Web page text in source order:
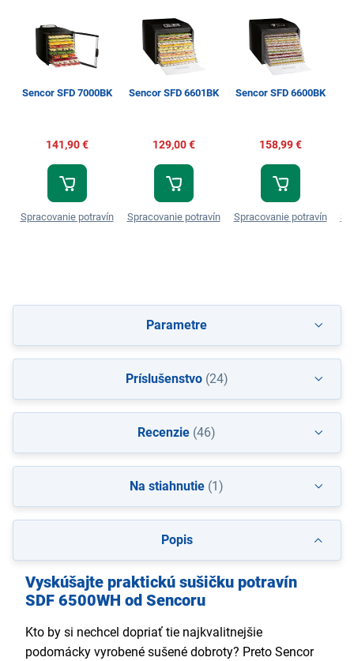
Sencor SFD 7000BK
141,90 €
Spracovanie potravín
Sencor SFD 6601BK
129,00 €
Spracovanie potravín
Sencor SFD 6600BK
158,99 €
Spracovanie potravín
Popis
Vyskúšajte praktickú sušičku potravín
SDF 6500WH od Sencoru
Kto by si nechcel dopriať tie najkvalitnejšie
podomácky vyrobené sušené dobroty? Preto Sencor
Parametre
Príslušenstvo(24)
Recenzie (46)
Na stiahnutie (1)